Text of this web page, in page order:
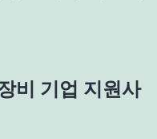
비 기업 지원사